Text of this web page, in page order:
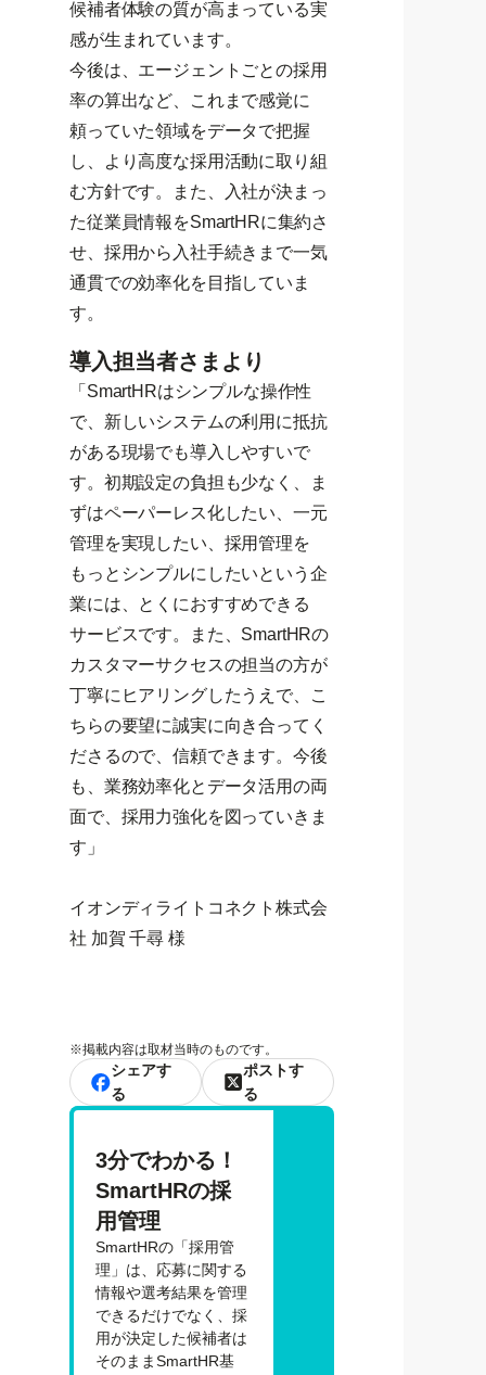
候補者体験の質が高まっている実
感が生まれています。
今後は、エージェントごとの採用
率の算出など、これまで感覚に
頼っていた領域をデータで把握
し、より高度な採用活動に取り組
む方針です。また、入社が決まっ
た従業員情報をSmartHRに集約さ
せ、採用から入社手続きまで一気
通貫での効率化を目指していま
す。
導入担当者さまより
「SmartHRはシンプルな操作性
で、新しいシステムの利用に抵抗
がある現場でも導入しやすいで
す。初期設定の負担も少なく、ま
ずはペーパーレス化したい、一元
管理を実現したい、採用管理を
もっとシンプルにしたいという企
業には、とくにおすすめできる
サービスです。また、SmartHRの
カスタマーサクセスの担当の方が
丁寧にヒアリングしたうえで、こ
ちらの要望に誠実に向き合ってく
ださるので、信頼できます。今後
も、業務効率化とデータ活用の両
面で、採用力強化を図っていきま
す」
イオンディライトコネクト株式会
社 加賀 千尋 様
※掲載内容は取材当時のものです。
シェアす
る
ポストす
る
3分でわかる！
SmartHRの採
用管理
SmartHRの「採用管
理」は、応募に関する
情報や選考結果を管理
できるだけでなく、採
用が決定した候補者は
そのままSmartHR基